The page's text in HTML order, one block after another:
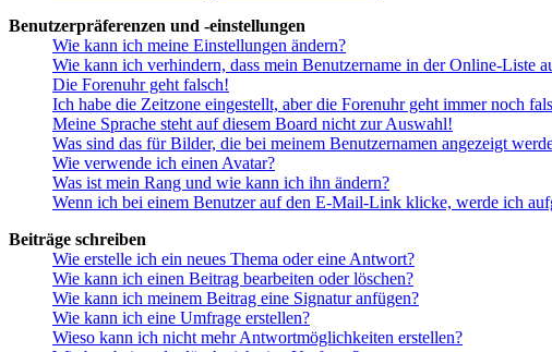
Benutzerpräferenzen und -einstellungen
Wie kann ich meine Einstellungen ändern?
Wie kann ich verhindern, dass mein Benutzername in der Online-Liste
Die Forenuhr geht falsch!
Ich habe die Zeitzone eingestellt, aber die Forenuhr geht immer noch
Meine Sprache steht auf diesem Board nicht zur Auswahl!
Was sind das für Bilder, die bei meinem Benutzernamen angezeigt
Wie verwende ich einen Avatar?
Was ist mein Rang und wie kann ich ihn ändern?
Wenn ich bei einem Benutzer auf den E-Mail-Link klicke, werde ich
Beiträge schreiben
Wie erstelle ich ein neues Thema oder eine Antwort?
Wie kann ich einen Beitrag bearbeiten oder löschen?
Wie kann ich meinem Beitrag eine Signatur anfügen?
Wie kann ich eine Umfrage erstellen?
Wieso kann ich nicht mehr Antwortmöglichkeiten erstellen?